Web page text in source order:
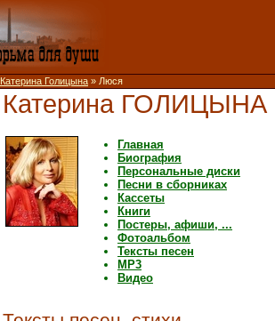
Катерина Голицына » Люся
Катерина ГОЛИЦЫНА
Главная
Биография
Персональные диски
Песни в сборниках
Кассеты
Книги
Постеры, афиши, ...
Фотоальбом
Тексты песен
MP3
Видео